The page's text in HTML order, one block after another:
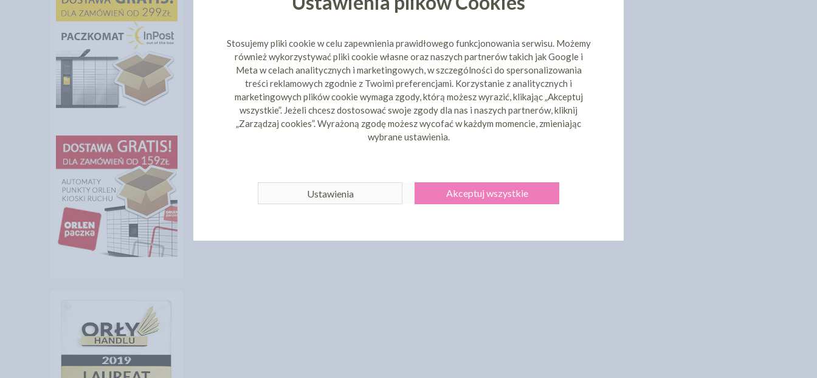
Stosujemy pliki cookie w celu zapewnienia prawidłowego funkcjonowania serwisu. Możemy
również wykorzystywać pliki cookie własne oraz naszych partnerów takich jak Google i
Meta w celach analitycznych i marketingowych, w szczególności do spersonalizowania
treści reklamowych zgodnie z Twoimi preferencjami. Korzystanie z analitycznych i
marketingowych plików cookie wymaga zgody, którą możesz wyrazić, klikając „Akceptuj
wszystkie”. Jeżeli chcesz dostosować swoje zgody dla nas i naszych partnerów, kliknij
„Zarządzaj cookies”. Wyrażoną zgodę możesz wycofać w każdym momencie, zmieniając
wybrane ustawienia.
Ustawienia Akceptuj wszystkie